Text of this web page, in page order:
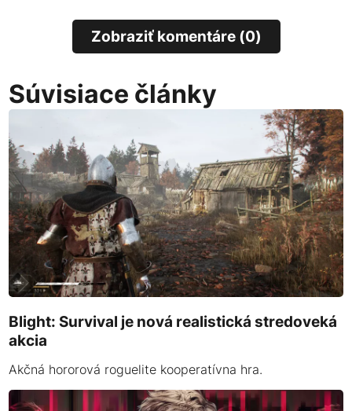
Zobraziť komentáre (0)
Súvisiace články
Blight: Survival je nová realistická stredoveká
akcia
Akčná hororová roguelite kooperatívna hra.